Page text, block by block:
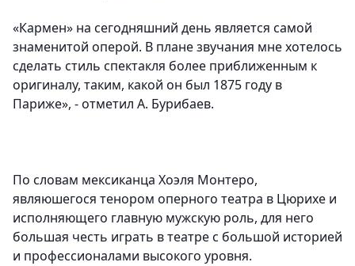
«Кармен» на сегодняшний день является самой
знаменитой оперой. В плане звучания мне хотелось
сделать стиль спектакля более приближенным к
оригиналу, таким, какой он был 1875 году в
Париже», - отметил А. Бурибаев.
По словам мексиканца Хоэля Монтеро,
являюшегося тенором оперного театра в Цюрихе и
исполняющего главную мужскую роль, для него
большая честь играть в театре с большой историей
и профессионалами высокого уровня.